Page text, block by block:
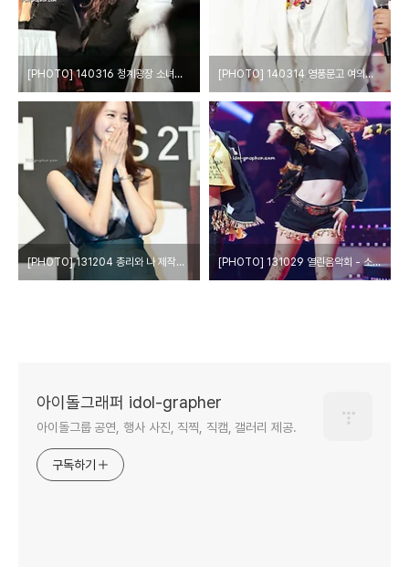
[PHOTO] 140316 청계광장 소녀시대 팬싸인회 by Girls Grapher [PHOTO] 140314 영풍문고 여의도점 팬 사인회 - 소녀시대 by Harry
[PHOTO] 131204 총리와 나 제작발표회 - 윤아 by o첫눈에o [PHOTO] 131029 열린음악회 - 소녀시대 by Harry
아이돌그래퍼 idol-grapher
아이돌그룹 공연, 행사 사진, 직찍, 직캠, 갤러리 제공.
구독하기